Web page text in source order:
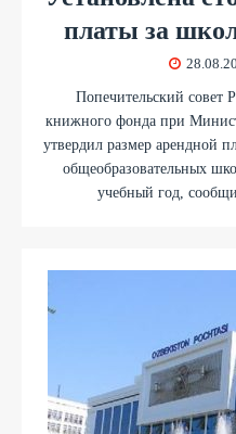
платы за
Попечительский совет
книжного фонда при
утвердил размер арендной
общеобразовательных
учебный год,